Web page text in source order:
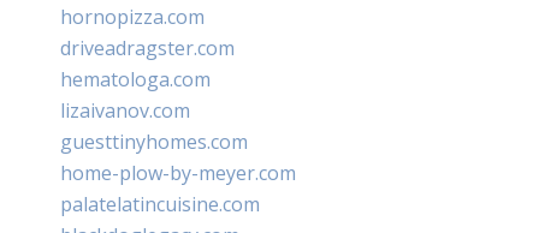
hornopizza.com
driveadragster.com
hematologa.com
lizaivanov.com
guesttinyhomes.com
home-plow-by-meyer.com
palatelatincuisine.com